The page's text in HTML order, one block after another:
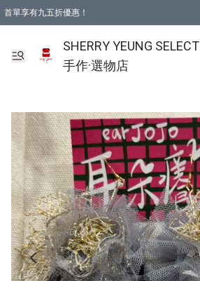
首單享有九五折優惠！
SHERRY YEUNG SELECT
手作·選物店